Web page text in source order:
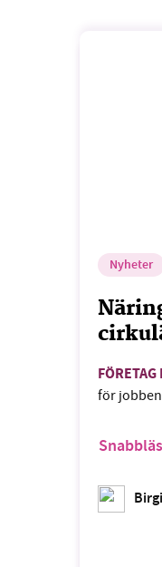
Nyheter
för
Snabbläs